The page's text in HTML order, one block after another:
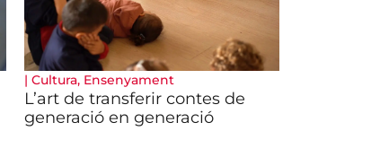
| Cultura, Ensenyament
L’art de transferir contes de
generació en generació